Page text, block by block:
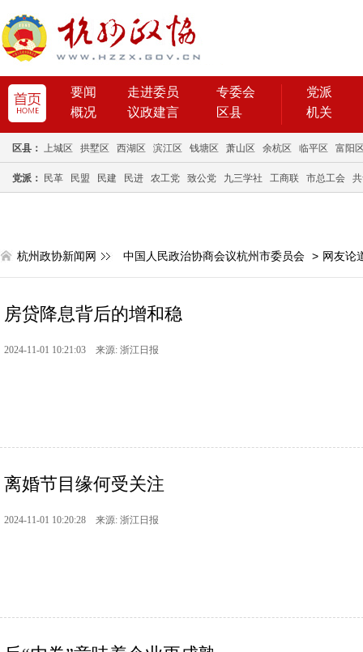
要闻 走进委员
专委会
概况
议政建言 区县
党派
机关
区县： 上城区 拱墅区 西湖区 滨江区 钱塘区 萧山区 余杭区 临平区 富阳
党派： 民革 民盟 民建 民进 农工党 致公党 九三学社 工商联 市总工会
杭州政协新闻网 中国人民政治协商会议杭州市委员会 > 网友论
房贷降息背后的增和稳
2024-11-01 10:21:03 来源: 浙江日报
离婚节目缘何受关注
2024-11-01 10:20:28 来源: 浙江日报